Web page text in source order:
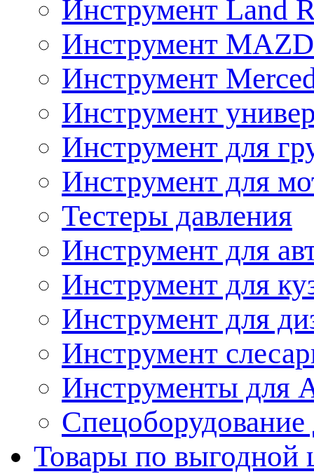
Инструмент Land
Инструмент
Инструмент
Инструмент
Инструмент для
Инструмент для
Тестеры давления
Инструмент для
Инструмент для
Инструмент для
Инструмент
Инструменты
Спецоборудование
Товары по выгодной